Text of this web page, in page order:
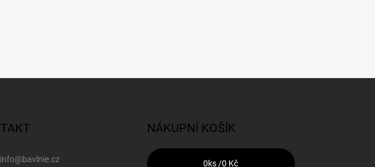
info@bavlnie.cz
NÁKUPNÍ KOŠÍK
0ks /0 Kč